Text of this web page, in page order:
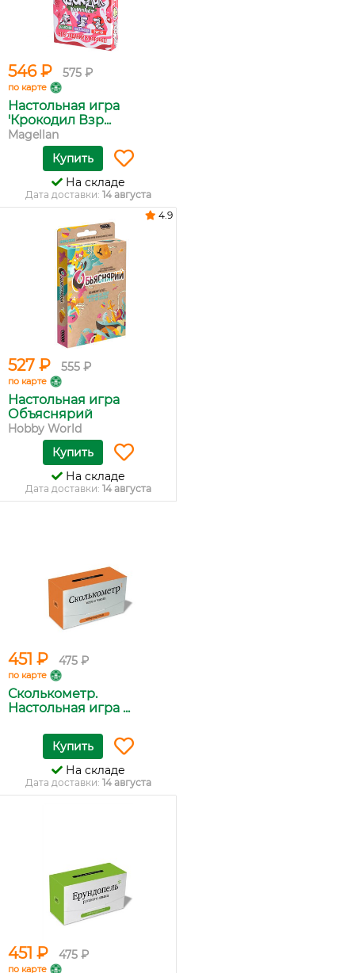
546 ₽ 575 ₽
по карте
Настольная игра
'Крокодил Взр...
Magellan
Купить
На складе
Дата доставки: 14 августа
527 ₽ 555 ₽
по карте
Настольная игра
Объяснярий
Hobby World
4.9
Купить
На складе
Дата доставки: 14 августа
451 ₽ 475 ₽
по карте
Сколькометр.
Настольная игра ...
Купить
На складе
Дата доставки: 14 августа
451 ₽ 475 ₽
по карте